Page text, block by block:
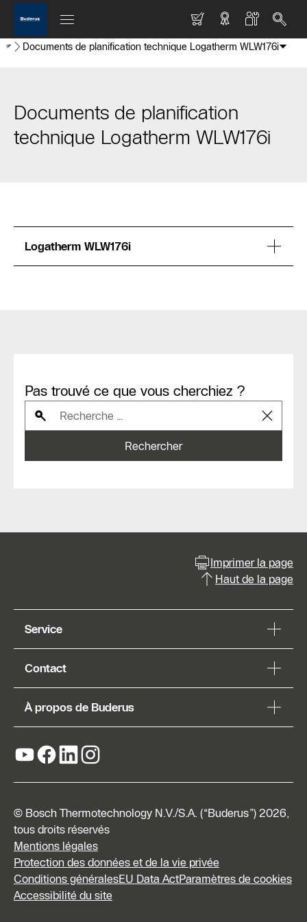
Documents de planification technique Logatherm WLW176i
Documents de planification
technique Logatherm WLW176i
Logatherm WLW176i
Pas trouvé ce que vous cherchiez ?
Rechercher
Listes
Imprimer la page
Haut de la page
Service
Contact
À propos de Buderus
© Bosch Thermotechnology N.V./S.A. (“Buderus”) 2026,
tous droits réservés
Mentions légales
Protection des données et de la vie privée
Conditions généralesEU Data ActParamètres de cookies
Accessibilité du site